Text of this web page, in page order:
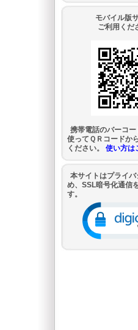
モバイル版
ご利用くだ
携帯電話のバーコー
使ってＱＲコードか
ください。 使い方は
本サイトはプライバ
め、SSL暗号化通信
す。